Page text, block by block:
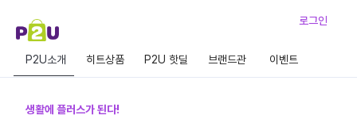
로그인
P2U소개 히트상품 P2U 핫딜 브랜드관 이벤트